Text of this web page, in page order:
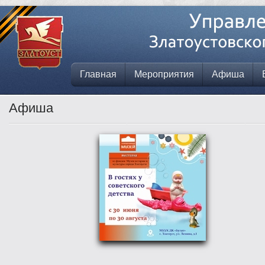
Главная Мероприятия Афиша
Афиша